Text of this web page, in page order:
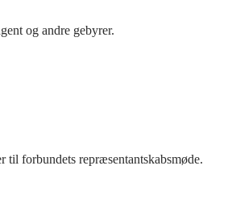
og andre gebyrer.
til forbundets repræsentantskabsmøde.